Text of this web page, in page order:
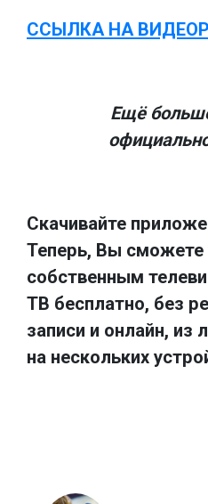
ССЫЛКА НА
Ещё
Скачивайте
Теперь, Вы сможете
собственным
ТВ бесплатно, без
записи и онлайн, из
на нескольких